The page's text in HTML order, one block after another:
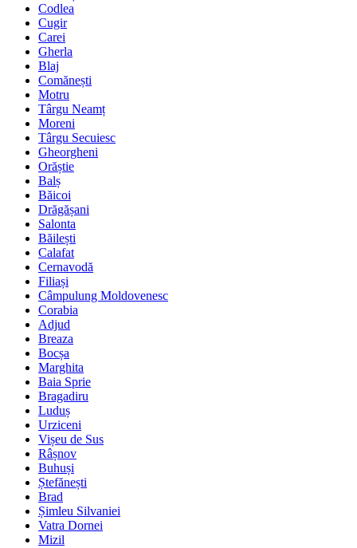
Codlea
Cugir
Carei
Gherla
Blaj
Comănești
Motru
Târgu Neamț
Moreni
Târgu Secuiesc
Gheorgheni
Orăștie
Balș
Băicoi
Drăgășani
Salonta
Băilești
Calafat
Cernavodă
Filiași
Câmpulung Moldovenesc
Corabia
Adjud
Breaza
Bocșa
Marghita
Baia Sprie
Bragadiru
Luduș
Urziceni
Vișeu de Sus
Râșnov
Buhuși
Ștefănești
Brad
Șimleu Silvaniei
Vatra Dornei
Mizil